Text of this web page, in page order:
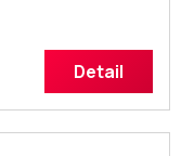
Detail